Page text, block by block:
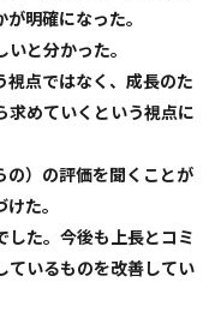
明確になった。
と分かった。
視点ではなく、成長のた
求めていくという視点に
の）の評価を聞くことが
た。
した。今後も上長とコミ
ているものを改善してい